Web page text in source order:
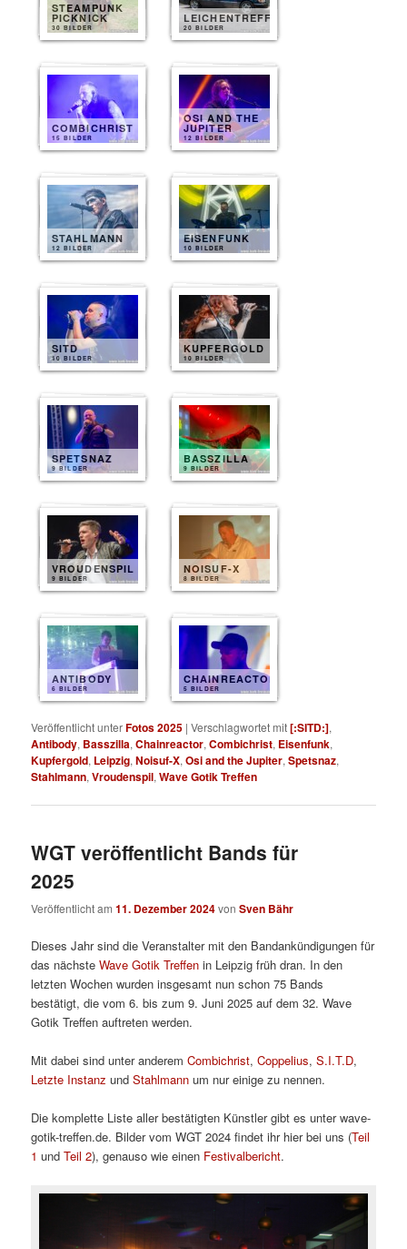
STEAMPUNK
PICKNICK
30 BILDER
LEICHENTREFF
20 BILDER
COMBICHRIST
15 BILDER
OSI AND THE
JUPITER
12 BILDER
STAHLMANN
12 BILDER
EISENFUNK
10 BILDER
SITD
10 BILDER
KUPFERGOLD
10 BILDER
SPETSNAZ
9 BILDER
BASSZILLA
9 BILDER
VROUDENSPIL
9 BILDER
NOISUF-X
8 BILDER
ANTIBODY
6 BILDER
CHAINREACTOR
5 BILDER
Veröffentlicht unterFotos 2025 |Verschlagwortet mit[:SITD:],
Antibody, Basszilla,Chainreactor,Combichrist, Eisenfunk,
Kupfergold, Leipzig,Noisuf-X,Osi and the Jupiter,Spetsnaz,
Stahlmann,Vroudenspil,Wave Gotik Treffen
WGT veröffentlicht Bands für
2025
Veröffentlicht am11. Dezember 2024vonSven Bähr
Dieses Jahr sind die Veranstalter mit den Bandankündigungen für
das nächsteWave Gotik Treffen in Leipzig früh dran. In den
letzten Wochen wurden insgesamt nun schon 75 Bands
bestätigt, die vom 6. bis zum 9. Juni 2025 auf dem 32. Wave
Gotik Treffen auftreten werden.
Mit dabei sind unter anderemCombichrist,Coppelius,S.I.T.D,
Letzte Instanz undStahlmannum nur einige zu nennen.
Die komplette Liste aller bestätigten Künstler gibt es unter wave-
gotik-treffen.de. Bilder vom WGT 2024 findet ihr hier bei uns (Teil
1undTeil 2), genauso wie einen Festivalbericht.